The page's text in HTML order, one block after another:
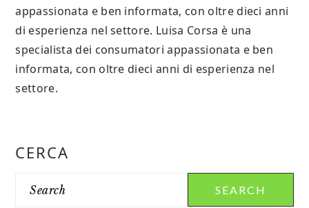
appassionata e ben informata, con oltre dieci anni
di esperienza nel settore. Luisa Corsa è una
specialista dei consumatori appassionata e ben
informata, con oltre dieci anni di esperienza nel
settore.
CERCA
Search